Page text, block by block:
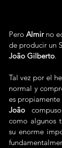
Pero Almir no
de producir un
João Gilberto.
Tal vez por el
normal y
es
João
como algunos
su enorme